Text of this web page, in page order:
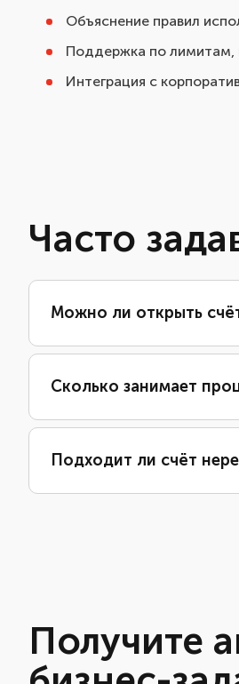
Объяснение правил
Поддержка по лимитам,
Интеграция с
Часто
Можно ли открыть
Сколько занимает
Подходит ли счёт
Получите